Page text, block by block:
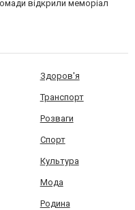
відкрили меморіал
Здоров'я
Транспорт
Розваги
Спорт
Культура
Мода
Родина